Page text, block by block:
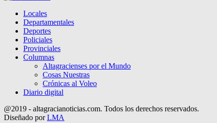
Locales
Departamentales
Deportes
Policiales
Provinciales
Columnas
Altagracienses por el Mundo
Cosas Nuestras
Crónicas al Voleo
Diario digital
@2019 - altagracianoticias.com. Todos los derechos reservados.
Diseñado porLMA